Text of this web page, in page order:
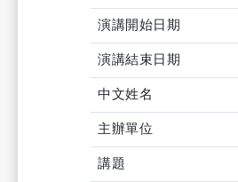
演講開始日期
演講結束日期
中文姓名
主辦單位
講題